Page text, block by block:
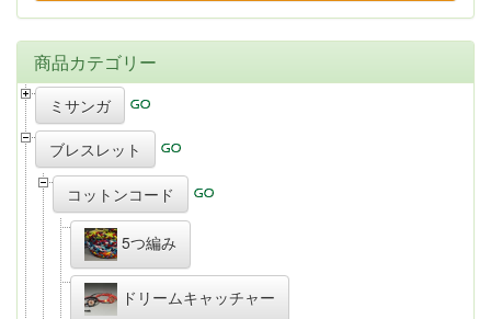
商品カテゴリー
ミサンガ
ブレスレット
コットンコード
5つ編み
ドリームキャッチャー